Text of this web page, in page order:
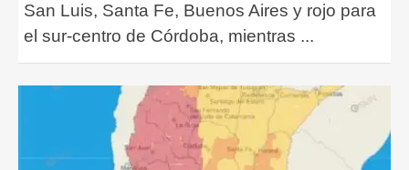
San Luis, Santa Fe, Buenos Aires y rojo para
el sur-centro de Córdoba, mientras ...